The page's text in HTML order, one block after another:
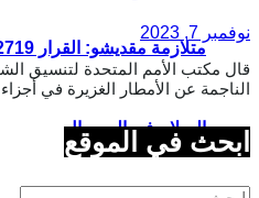
السلام في الصومال
نوفمبر 7, 2023
قال مكتب الأمم المتحدة لتنسيق
الناجمة عن الأمطار الغزيرة في
ابحث في الموقع